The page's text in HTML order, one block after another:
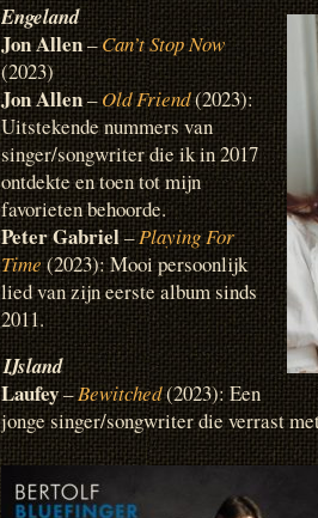
Engeland
Jon Allen–Can’t Stop Now
(2023)
Jon Allen–Old Friend(2023):
Uitstekende nummers van
singer/songwriter die ik in 2017
ontdekte en toen tot mijn
favorieten behoorde.
Peter Gabriel–Playing For
Time(2023): Mooi persoonlijk
lied van zijn eerste album sinds
2011.
IJsland
Laufey–Bewitched(2023): Een
jonge singer/songwriter die verrast